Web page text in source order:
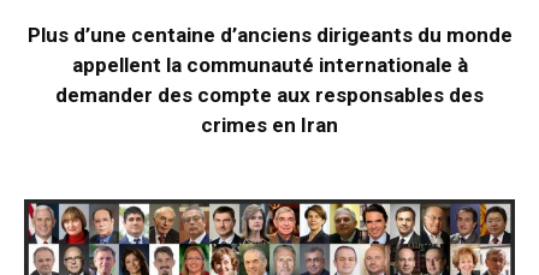
Plus d’une centaine d’anciens dirigeants du monde
appellent la communauté internationale à
demander des compte aux responsables des
crimes en Iran